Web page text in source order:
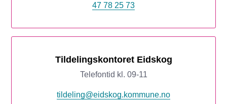
47 78 25 73
Tildelingskontoret Eidskog
Telefontid kl. 09-11
tildeling@eidskog.kommune.no